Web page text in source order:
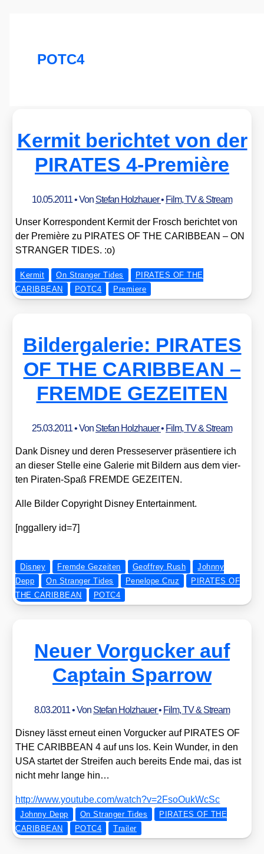
POTC4
Kermit berichtet von der
PIRATES 4‑Première
10.05.2011• Von Stefan Holzhauer• Film, TV & Stream
Unser Kor­re­spon­dent Ker­mit der Frosch berich­tet von
der Pre­miè­re zu PIRATES OF THE CARIBBEAN – ON
STRANGER TIDES. :o)
Kermit On Stranger Tides
PIRATES OF THE
CARIBBEAN
POTC4 Premiere
Bildergalerie: PIRATES
OF THE CARIBBEAN –
FREMDE GEZEITEN
25.03.2011• Von Stefan Holzhauer• Film, TV & Stream
Dank Dis­ney und deren Pres­se­ser­ver prä­sen­tie­re ich
an die­ser Stel­le eine Gale­rie mit Bil­dern aus dem vier­
ten Pira­ten-Spaß FREMDE GEZEITEN.
Alle Bil­der Copy­right Dis­ney Enter­tain­ment.
[nggal­lery id=7]
Disney Fremde Gezeiten Geoffrey Rush
Johnny
Depp
On Stranger Tides Penelope Cruz
PIRATES OF
THE CARIBBEAN
POTC4
Neuer Vorgucker auf
Captain Sparrow
8.03.2011• Von Stefan Holzhauer• Film, TV & Stream
Dis­ney lässt erneut einen Vor­gu­cker auf PIRATES OF
THE CARIBBEAN 4 auf uns los. Kein Wun­der, in den
USA star­tet der Strei­fen auch bereits Ende mai, das ist
nicht mehr lan­ge hin…
http://​www​.you​tube​.com/​w​a​t​c​h​?​v​=​2​F​s​o​O​u​k​W​cSc
Johnny Depp On Stranger Tides
PIRATES OF THE
CARIBBEAN
POTC4 Trailer